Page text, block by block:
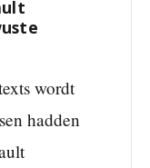
wordt
hadden